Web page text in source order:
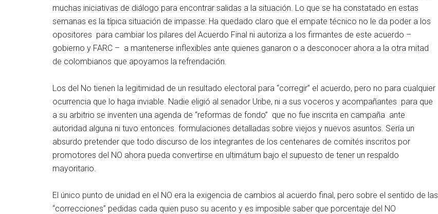
muchas iniciativas de diálogo para encontrar salidas a la situación. Lo que se ha constatado en estas
semanas es la típica situación de impasse: Ha quedado claro que el empate técnico no le da poder a los
opositores para cambiar los pilares del Acuerdo Final ni autoriza a los firmantes de este acuerdo –
gobierno y FARC – a mantenerse inflexibles ante quienes ganaron o a desconocer ahora a la otra mitad
de colombianos que apoyamos la refrendación.
Los del No tienen la legitimidad de un resultado electoral para “corregir” el acuerdo, pero no para cualquier
ocurrencia que lo haga inviable. Nadie eligió al senador Uribe, ni a sus voceros y acompañantes para que
a su arbitrio se inventen una agenda de “reformas de fondo” que no fue inscrita en campaña ante
autoridad alguna ni tuvo entonces formulaciones detalladas sobre viejos y nuevos asuntos. Sería un
absurdo pretender que todo discurso de los integrantes de los centenares de comités inscritos por
promotores del NO ahora pueda convertirse en ultimátum bajo el supuesto de tener un respaldo
mayoritario.
El único punto de unidad en el NO era la exigencia de cambios al acuerdo final, pero sobre el sentido de las
“correcciones” pedidas cada quien puso su acento y es imposible saber que porcentaje del NO